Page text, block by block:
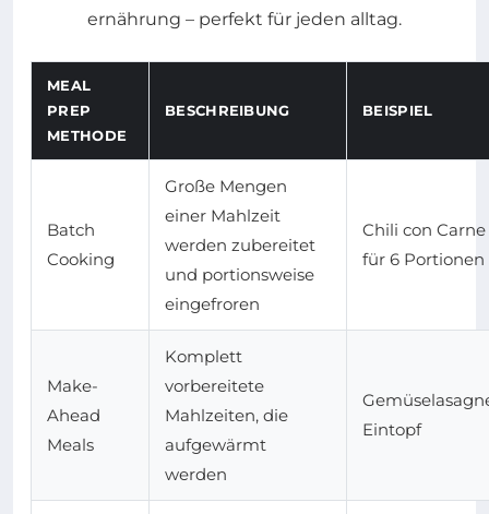
MEAL
PREP
METHODE
BESCHREIBUNG BEISPIEL
Batch
Cooking
Große Mengen
einer Mahlzeit
werden zubereitet
und portionsweise
eingefroren
Chili con Carne
für 6 Portionen
Make-
Ahead
Meals
Komplett
vorbereitete
Mahlzeiten, die
aufgewärmt
werden
Eintopf